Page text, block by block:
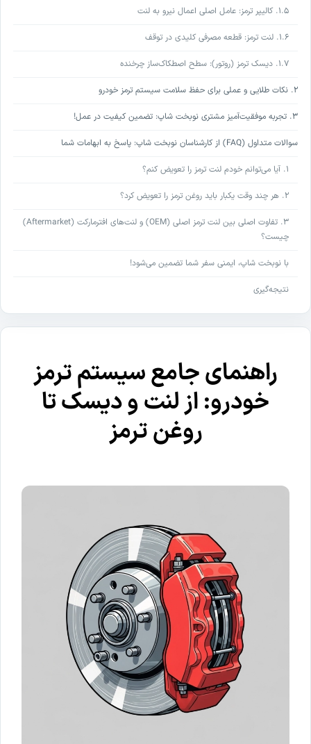
راهنمای جامع سیستم ترمز
خودرو: از لنت و دیسک تا
روغن ترمز
۱.۵. کالیپر ترمز: عامل اصلی اعمال نیرو به لنت
۱.۶. لنت ترمز: قطعه مصرفی کلیدی در توقف
۱.۷. دیسک ترمز (روتور): سطح اصطکاک‌ساز چرخنده
۲. نکات طلایی و عملی برای حفظ سلامت سیستم ترمز خودرو
۳. تجربه موفقیت‌آمیز مشتری نوبخت شاپ: تضمین کیفیت در عمل!
سوالات متداول (FAQ) از کارشناسان نوبخت شاپ: پاسخ به ابهامات شما
۱. آیا می‌توانم خودم لنت ترمز را تعویض کنم؟
۲. هر چند وقت یکبار باید روغن ترمز را تعویض کرد؟
۳. تفاوت اصلی بین لنت ترمز اصلی (OEM) و لنت‌های افترمارکت (Aftermarket)
چیست؟
با نوبخت شاپ، ایمنی سفر شما تضمین می‌شود!
نتیجه‌گیری